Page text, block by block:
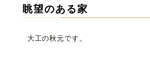
眺望のある家
大工の秋元です。